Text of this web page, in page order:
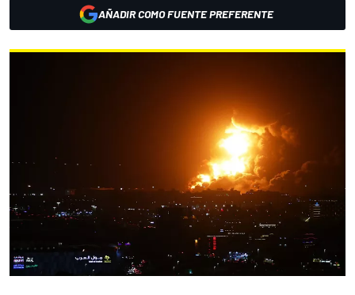
AÑADIR COMO FUENTE PREFERENTE